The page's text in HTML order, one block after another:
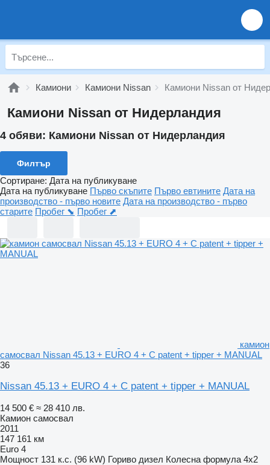
Камиони Камиони Nissan Камиони Nissan от
Камиони Nissan от Нидерландия
4 обяви: Камиони Nissan от Нидерландия
Филтър
Сортиране: Дата на публикуване
Дата на публикуване Първо скъпите Първо евтините Дата на
производство - първо новите Дата на производство - първо
старите Пробег ⬊ Пробег ⬈
камион
самосвал Nissan 45.13 + EURO 4 + C patent + tipper + MANUAL
36
Nissan 45.13 + EURO 4 + C patent + tipper + MANUAL
14 500 € ≈ 28 410 лв.
Камион самосвал
2011
147 161 км
Euro 4
Мощност 131 к.с. (96 kW) Гориво дизел Колесна формула 4x2